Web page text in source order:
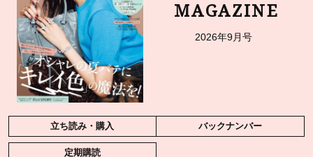
MAGAZINE
2026年9月号
立ち読み・購入 バックナンバー
定期購読